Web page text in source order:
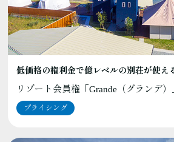
低価格の権利金で億レベルの別荘が使え
リゾート会員権「Grande（グランデ
プライシング